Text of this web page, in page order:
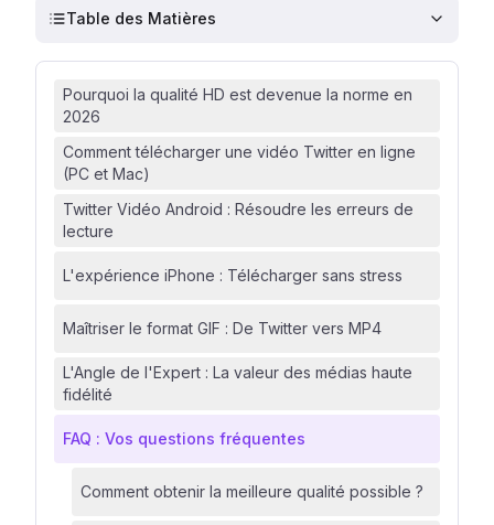
Table des Matières
Pourquoi la qualité HD est devenue la norme en
2026
Comment télécharger une vidéo Twitter en ligne
(PC et Mac)
Twitter Vidéo Android : Résoudre les erreurs de
lecture
L'expérience iPhone : Télécharger sans stress
Maîtriser le format GIF : De Twitter vers MP4
L'Angle de l'Expert : La valeur des médias haute
fidélité
FAQ : Vos questions fréquentes
Comment obtenir la meilleure qualité possible ?